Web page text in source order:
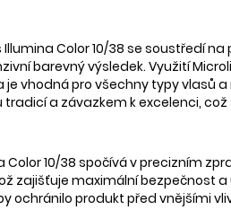
Color 10/38 se soustředí
barevný výsledek. Využití
vhodná pro všechny typy vlasů
a závazkem k excelenci,
Color 10/38 spočívá v precizním
zajišťuje maximální bezpečnost
ochránilo produkt před vnějšími